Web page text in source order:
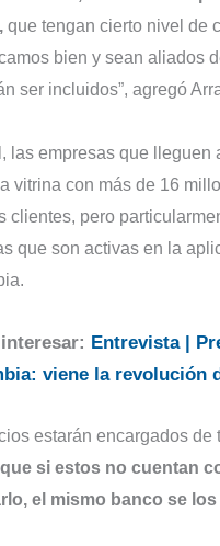
que tengan cierto nivel de
bien y sean aliados
ser incluidos”, agregó
las empresas que lleguen
vitrina con más de 16
clientes, pero
que son activas en la
Entrevista |
viene la revolución
estarán encargados de
si estos no cuentan
el mismo banco se